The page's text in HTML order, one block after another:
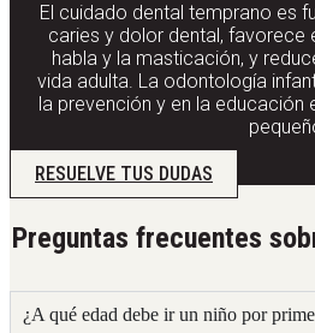
El cuidado dental temprano es
caries y dolor dental,
habla y la masticación, y
vida adulta. La odontología
la prevención y en la
RESUELVE TUS DUDAS
Preguntas frecuentes
¿A qué edad debe ir un niño por